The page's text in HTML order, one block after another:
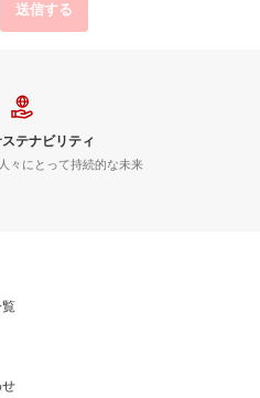
送信する
テナビリティ
々にとって持続的な未来